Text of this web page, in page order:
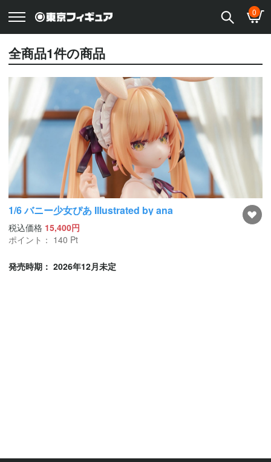
0
全商品1件の商品
1/6 バニー少女ぴあ Illustrated by ana
税込価格 15,400円
ポイント： 140 Pt
発売時期： 2026年12月未定